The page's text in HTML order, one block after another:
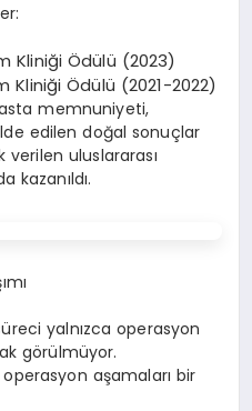
Kliniği Ödülü (2023)
Kliniği Ödülü (2021-2022)
memnuniyeti,
edilen doğal sonuçlar
verilen uluslararası
kazanıldı.
yalnızca operasyon
görülmüyor.
aşamaları bir